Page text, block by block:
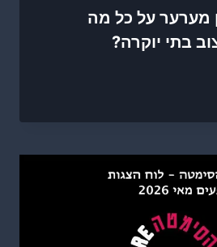
מערער על כל מה
בתי יוקרה?